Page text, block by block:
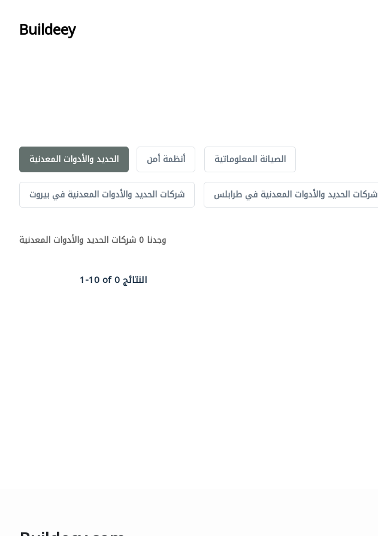
Buildeey
الحديد والأدوات المعدنية أنظمة أمن الصيانة المعلوماتية
شركات الحديد والأدوات المعدنية في بيروت شركات الحديد والأدوات المعدنية في طرابلس
وجدنا 0 شركات الحديد والأدوات المعدنية
1-10 of 0 النتائج